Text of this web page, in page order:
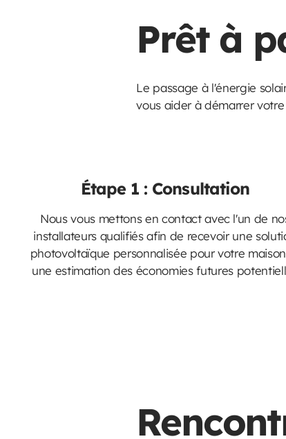
Prêt à
Le passage à l'énergie
vous aider à démarrer
Étape 1 : Consultation
Nous vous mettons en contact avec l'un de
installateurs qualifiés afin de recevoir une
photovoltaïque personnalisée pour votre
une estimation des économies futures